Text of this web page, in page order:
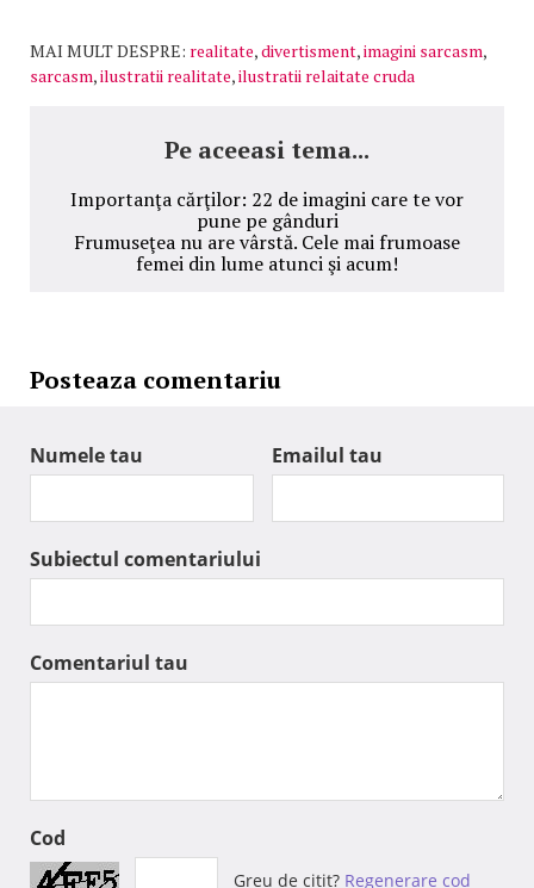
MAI MULT DESPRE: realitate,divertisment,imagini sarcasm,
sarcasm,ilustratii realitate,ilustratii relaitate cruda
Pe aceeasi tema...
Importanţa cărţilor: 22 de imagini care te vor
pune pe gânduri
Frumuseţea nu are vârstă. Cele mai frumoase
femei din lume atunci şi acum!
Posteaza comentariu
Numele tau Emailul tau
Subiectul comentariului
Comentariul tau
Cod
Greu de citit? Regenerare cod